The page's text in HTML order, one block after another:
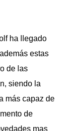
ha llegado
estas
de las
siendo la
más capaz de
de
mas